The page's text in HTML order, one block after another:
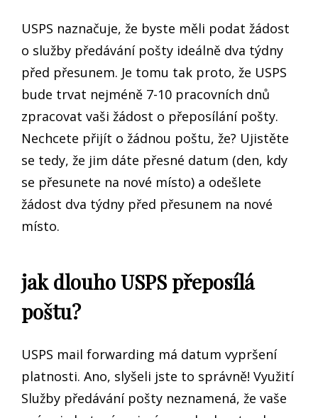
USPS naznačuje, že byste měli podat žádost
o služby předávání pošty ideálně dva týdny
před přesunem. Je tomu tak proto, že USPS
bude trvat nejméně 7-10 pracovních dnů
zpracovat vaši žádost o přeposílání pošty.
Nechcete přijít o žádnou poštu, že? Ujistěte
se tedy, že jim dáte přesné datum (den, kdy
se přesunete na nové místo) a odešlete
žádost dva týdny před přesunem na nové
místo.
jak dlouho USPS přeposílá
poštu?
USPS mail forwarding má datum vypršení
platnosti. Ano, slyšeli jste to správně! Využití
Služby předávání pošty neznamená, že vaše